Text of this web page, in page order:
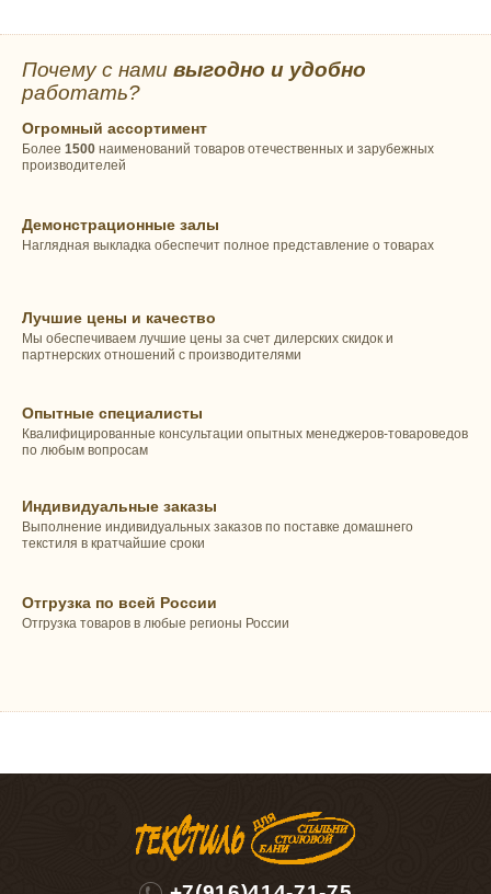
Почему с нами выгодно и удобно
работать?
Огромный ассортимент
Более 1500 наименований товаров отечественных и зарубежных
производителей
Демонстрационные залы
Наглядная выкладка обеспечит полное представление о товарах
Лучшие цены и качество
Мы обеспечиваем лучшие цены за счет дилерских скидок и
партнерских отношений с производителями
Опытные специалисты
Квалифицированные консультации опытных менеджеров-товароведов
по любым вопросам
Индивидуальные заказы
Выполнение индивидуальных заказов по поставке домашнего
текстиля в кратчайшие сроки
Отгрузка по всей России
Отгрузка товаров в любые регионы России